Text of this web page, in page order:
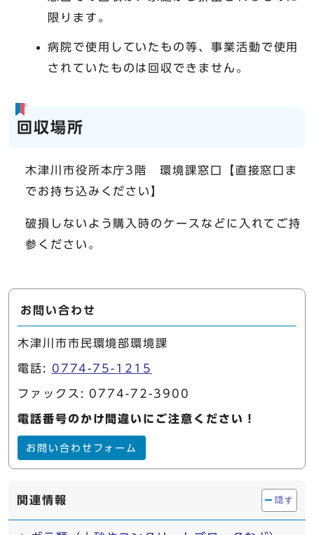
限ります。
病院で使用していたもの等、事業活動で使用
されていたものは回収できません。
回収場所
木津川市役所本庁3階 環境課窓口【直接窓口ま
でお持ち込みください】
破損しないよう購入時のケースなどに入れてご持
参ください。
お問い合わせ
木津川市市民環境部環境課
電話: 0774-75-1215
ファックス: 0774-72-3900
電話番号のかけ間違いにご注意ください！
お問い合わせフォーム
関連情報 隠す